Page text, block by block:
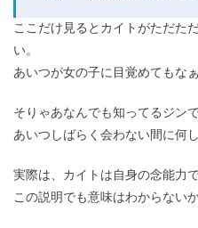
ここだけ見るとカイトがただた
い。
あいつが女の子に目覚めてもな
そりゃあなんでも知ってるジン
あいつしばらく会わない間に何
実際は、カイトは自身の念能力
この説明でも意味はわからない